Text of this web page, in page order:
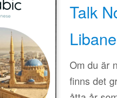
Talk
Om du är
finns det